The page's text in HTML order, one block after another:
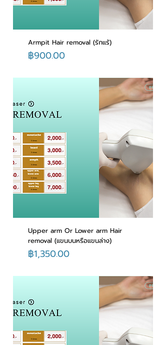
Armpit Hair removal (รักแร้)
ราคา
฿900.00
Upper arm Or Lower arm Hair
removal (แขนบนหรือแขนล่าง)
ราคา
฿1,350.00